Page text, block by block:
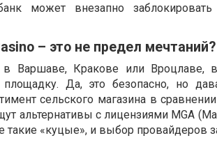
может внезапно заблокировать
– это не предел мечтаний?
Варшаве, Кракове или Вроцлаве,
площадку. Да, это безопасно, но
сельского магазина в
альтернативы с лицензиями MGA
«куцые», и выбор провайдеров